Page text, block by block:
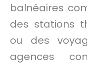
balnéaires
des stations
ou des
agences